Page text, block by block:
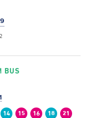
BUS
14 15 16 18 21